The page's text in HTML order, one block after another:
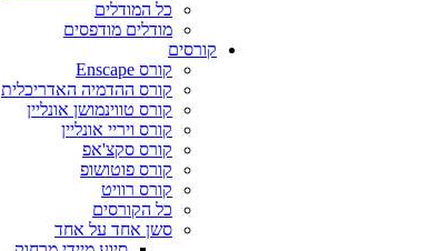
כל המודלים
מודלים מודפסים
קורסים
קורס Enscape
קורס ההדמיה האדריכלית
קורס טווינמושן אונליין
קורס ויריי אונליין
קורס סקצ'אפ
קורס פוטושופ
קורס רוויט
כל הקורסים
סשן אחד על אחד